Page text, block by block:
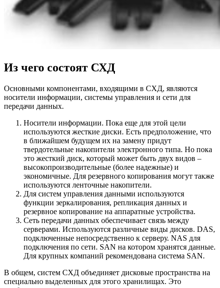
Из чего состоят СХД
Основными компонентами, входящими в СХД, являются
носители информации, системы управления и сети для
передачи данных.
Носители информации. Пока еще для этой цели
используются жесткие диски. Есть предположение, что
в ближайшем будущем их на замену придут
твердотельные накопители электронного типа. Но пока
это жесткий диск, который может быть двух видов –
высокопроизводительные (более надежные) и
экономичные. Для резервного копирования могут также
используются ленточные накопители.
Для систем управления данными используются
функции зеркалирования, репликация данных и
резервное копирование на аппаратные устройства.
Сеть передачи данных обеспечивает связь между
серверами. Используются различные виды дисков. DAS,
подключенные непосредственно к серверу. NAS для
подключения по сети. SAN на котором хранятся данные.
Для крупных компаний рекомендована система SAN.
В общем, систем СХД объединяет дисковые пространства на
специально выделенных для этого хранилищах. Это